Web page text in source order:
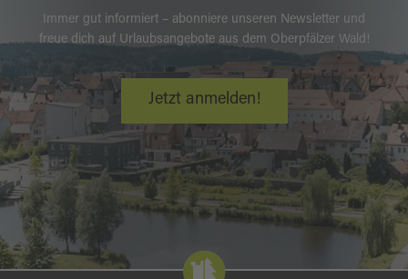
Immer gut informiert – abonniere unseren Newsletter und
freue dich auf Urlaubsangebote aus dem Oberpfälzer Wald!
Jetzt anmelden!